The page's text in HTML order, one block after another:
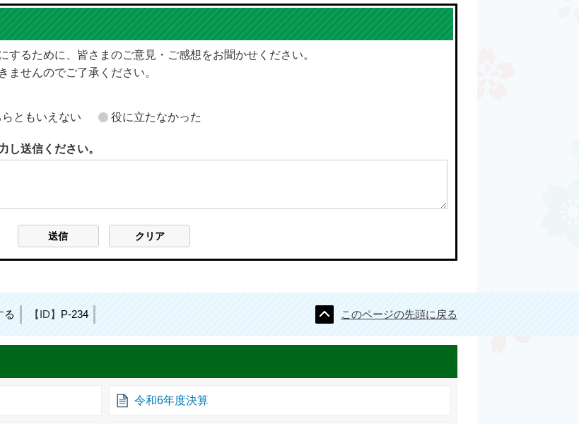
るために、皆さまのご意見・ご感想をお聞かせください。
ませんのでご了承ください。
らともいえない 役に立たなかった
し送信ください。
る 【ID】 P-234 このページの先頭に戻る
令和6年度決算